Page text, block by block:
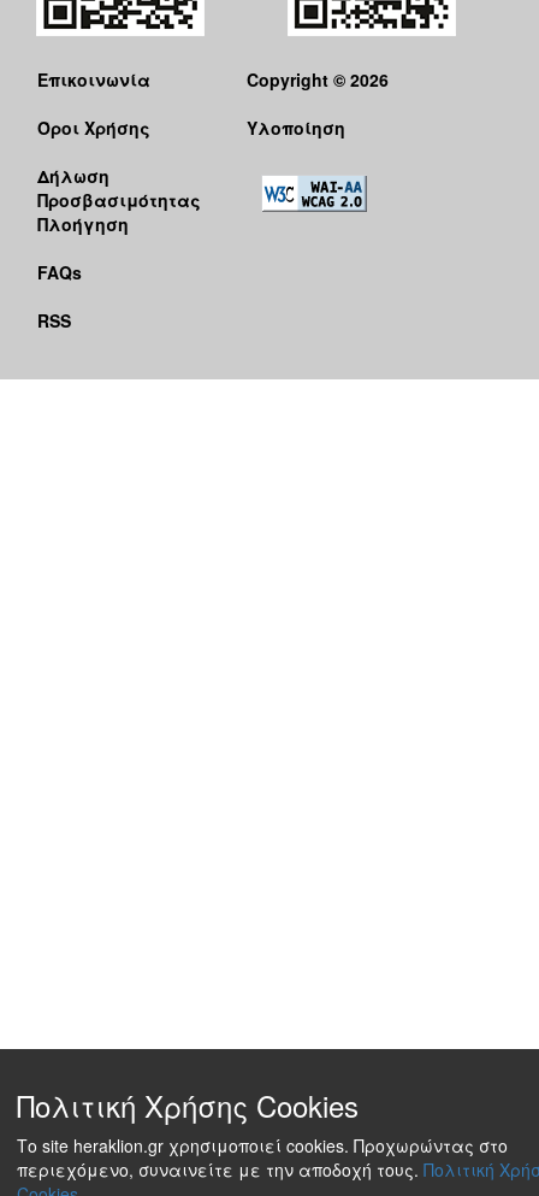
Επικοινωνία
Όροι Χρήσης
Δήλωση
Προσβασιμότητας
Πλοήγηση
FAQs
RSS
Copyright © 2026
Υλοποίηση
Πολιτική Χρήσης Cookies
Το site heraklion.gr χρησιμοποιεί cookies. Προχωρώντας στο
περιεχόμενο, συναινείτε με την αποδοχή τους. Πολιτική